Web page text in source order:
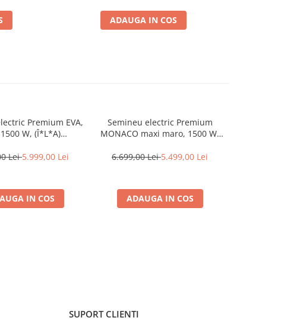
ADAUGA IN COS
Premium EVA,
W, (Î*L*A)
Lei5.999,00 Lei
IN COS
Semineu electric Premium
MONACO maxi maro, 1500 W,
efect 3D, telecomanda
6.699,00 Lei5.499,00 Lei
ADAUGA IN COS
SUPORT CLIENTI